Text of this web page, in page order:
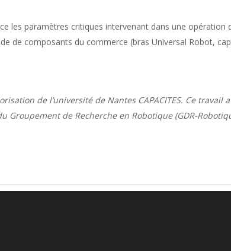
les paramètres critiques intervenant dans une opération
de composants du commerce (bras Universal Robot,
de l’université de Nantes CAPACITES. Ce travail
Groupement de Recherche en Robotique (GDR-